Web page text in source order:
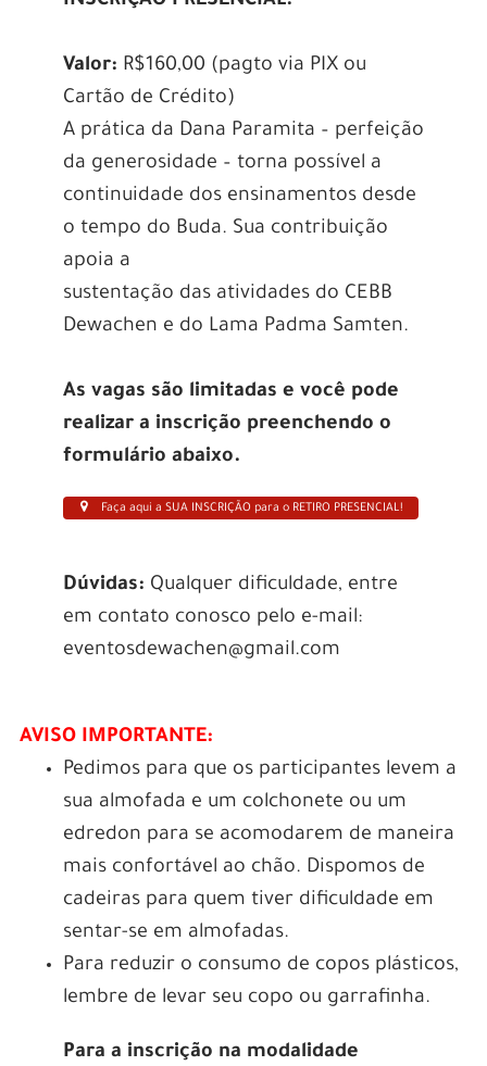
Valor: R$160,00 (pagto via PIX ou
Cartão de Crédito)
A prática da Dana Paramita – perfeição
da generosidade – torna possível a
continuidade dos ensinamentos desde
o tempo do Buda. Sua contribuição
apoia a
sustentação das atividades do CEBB
Dewachen e do Lama Padma Samten.
As vagas são limitadas e você pode
realizar a inscrição preenchendo o
formulário abaixo.
Faça aqui a SUA INSCRIÇÃO para o RETIRO PRESENCIAL!
Dúvidas: Qualquer dificuldade, entre
em contato conosco pelo e-mail:
eventosdewachen@gmail.com
AVISO IMPORTANTE:
Pedimos para que os participantes levem a
sua almofada e um colchonete ou um
edredon para se acomodarem de maneira
mais confortável ao chão. Dispomos de
cadeiras para quem tiver dificuldade em
sentar-se em almofadas.
Para reduzir o consumo de copos plásticos,
lembre de levar seu copo ou garrafinha.
Para a inscrição na modalidade